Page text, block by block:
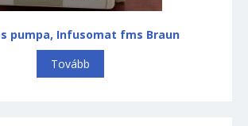
Műtőasztalok
Műtőlámpák
Nagyfrekvenciás sebészeti
vágók
pumpa, Infusomat fms Braun
Tovább